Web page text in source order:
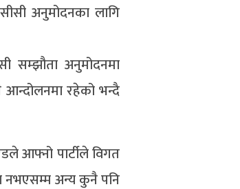
अनुमोदनका लागि
सम्झौता अनुमोदनमा
आन्दोलनमा रहेको भन्दै
आफ्नो पार्टीले विगत
नभएसम्म अन्य कुनै पनि